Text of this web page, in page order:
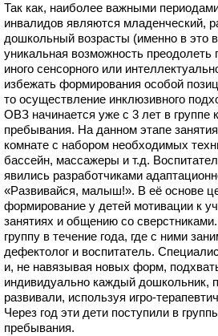
Так как, наиболее важными
инвалидов являются младенческий,
дошкольный возрасты (именно в это
уникальная возможность преодолеть
иного сенсорного или
избежать формирования особой
то осуществление инклюзивного
ОВЗ начинается уже с 3 лет в группе
пребывания. На данном этапе
комнате с набором необходимых
бассейн, массажеры и т.д.
явились разработчиками
«Развивайся, малыш!». В её основе
формирование у детей мотивации к
занятиях и общению со
группу в течение года, где с ними
дефектолог и воспитатель.
и, не навязывая новых форм,
индивидуально каждый дошкольник,
развивали, используя игро-
Через год эти дети поступили в
пребывания.